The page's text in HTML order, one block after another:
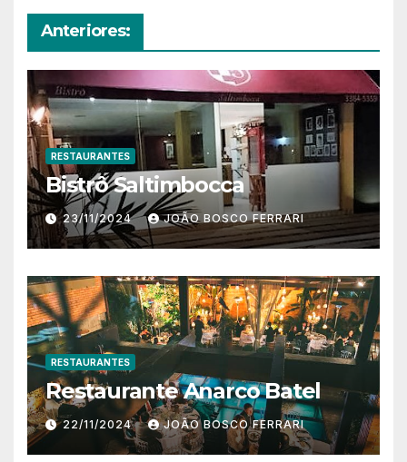
Anteriores:
RESTAURANTES
Bistrô Saltimbocca
23/11/2024 JOÃO BOSCO FERRARI
RESTAURANTES
Restaurante Anarco Batel
22/11/2024 JOÃO BOSCO FERRARI